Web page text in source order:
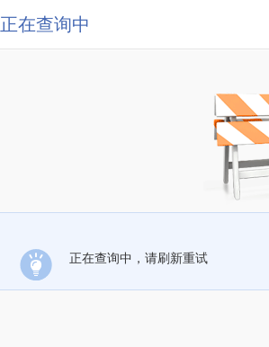
正在查询中
正在查询中，请刷新重试